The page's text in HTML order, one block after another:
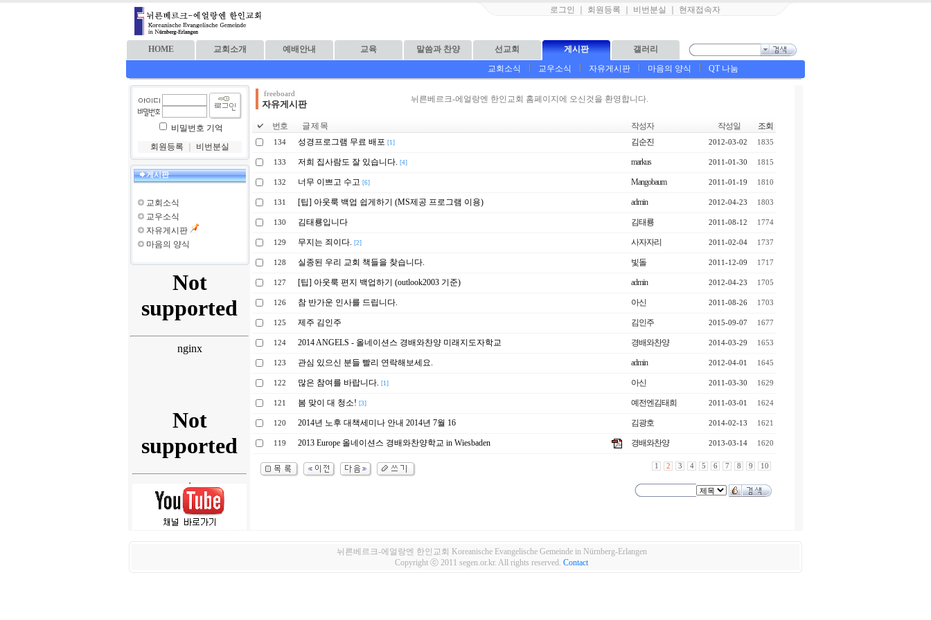
로그인 회원등록 비번분실 현재접속자
HOME 교회소개 예배안내 교육 말씀과 찬양 선교회 게시판
갤러리
교회소식
교우소식 자유게시판 마음의 양식 QT 나눔
비밀번호 기억
회원등록
비번분실
게시판
교회소식
교우소식
자유게시판
마음의 양식
freeboard
자유게시판 뉘른베르크-에얼랑엔 한인교회 홈페이지에 오신것을 환영합니다.
번호 글 제 목 작성자 작성일 조회
134 성경프로그램 무료 배포 [1] 김순진 2012-03-02 1835
133 저희 집사람도 잘 있습니다. [4] markus 2011-01-30 1815
132 너무 이쁘고 수고 [6] Mangobaum 2011-01-19 1810
131 [팁] 아웃룩 백업 쉽게하기 (MS제공 프로그램 이용) admin 2012-04-23 1803
130 김태룡입니다 김태룡 2011-08-12 1774
129 무지는 죄이다. [2] 사자자리 2011-02-04 1737
128 실종된 우리 교회 책들을 찾습니다. 빛돌 2011-12-09 1717
127 [팁] 아웃룩 편지 백업하기 (outlook2003 기준) admin 2012-04-23 1705
126 참 반가운 인사를 드립니다. 아신 2011-08-26 1703
125 제주 김인주 김인주 2015-09-07 1677
124 2014 ANGELS - 올네이션스 경배와찬양 미래지도자학교 경배와찬양 2014-03-29 1653
123 관심 있으신 분들 빨리 연락해보세요. admin 2012-04-01 1645
122 많은 참여를 바랍니다. [1] 아신 2011-03-30 1629
121 봄 맞이 대 청소! [3] 예전엔김태희 2011-03-01 1624
120 2014년 노후 대책세미나 안내 2014년 7월 16 김광호 2014-02-13 1621
119 2013 Europe 올네이션스 경배와찬양학교 in Wiesbaden 경배와찬양 2013-03-14 1620
1 2 3 4 5 6 7 8 9 10
뉘른베르크-에얼랑엔 한인교회 Koreanische Evangelische Gemeinde in Nürnberg-Erlangen
Copyright ⓒ 2011 segen.or.kr. All rights reserved. Contact